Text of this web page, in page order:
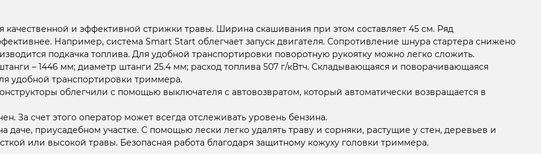
качественной и эффективной стрижки травы. Ширина скашивания при этом составляет 45 см. Ряд
Например, система Smart Start облегчает запуск двигателя. Сопротивление шнура стартера снижено
подкачка топлива. Для удобной транспортировки поворотную рукоятку можно легко сложить.
– 1446 мм; диаметр штанги 25.4 мм; расход топлива 507 г/кВтч. Складывающаяся и поворачивающаяся
удобной транспортировки триммера.
облегчили с помощью выключателя с автовозвратом, который автоматически возвращается в
За счет этого оператор может всегда отслеживать уровень бензина.
приусадебном участке. С помощью лески легко удалять траву и сорняки, растущие у стен, деревьев и
или высокой травы. Безопасная работа благодаря защитному кожуху головки триммера.